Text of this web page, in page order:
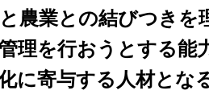
農業との結びつきを
理を行おうとする能
に寄与する人材とな